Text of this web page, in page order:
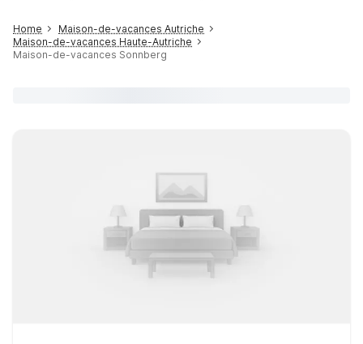
Home
Maison-de-vacances Autriche
Maison-de-vacances Haute-Autriche
Maison-de-vacances Sonnberg